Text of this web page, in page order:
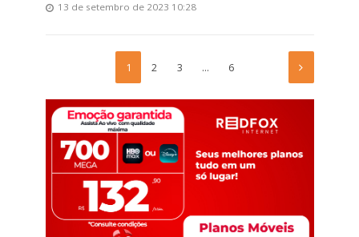
13 de setembro de 2023 10:28
1 2 3 … 6